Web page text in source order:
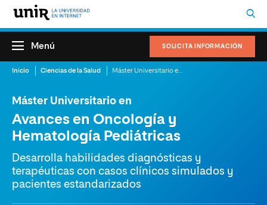
SOLICITA INFORMACIÓN
Menú
Inicio Ciencias de la Salud
Máster Universitario en
Avances en Oncología y
Hematología Pediátricas
Desarrolla habilidades diagnósticas y
terapéuticas con casos clínicos simulados y
pacientes estandarizados